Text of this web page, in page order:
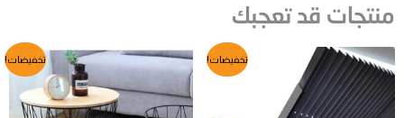
منتجات قد تعجبك
تخفيضات!
السعر
الأصلي
هو:
EGP450.
الحالي
هو:
EGP379.
تخفيضات!
السعر
الأصلي
EGP760.
السعر
الحالي
هو:
EGP650.